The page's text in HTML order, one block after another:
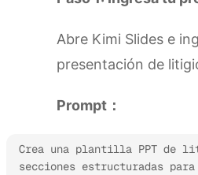
Abre Kimi Slides e
presentación de
Prompt：
Crea una plantilla PPT de
secciones estructuradas